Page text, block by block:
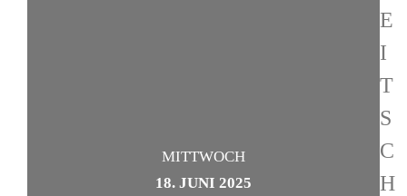
MITTWOCH
18. JUNI 2025
E
I
T
S
C
H